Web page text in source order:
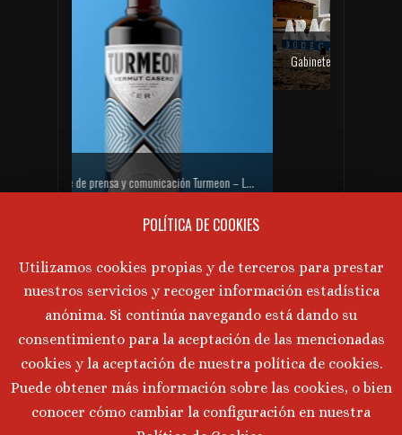
Gabinete de prensa y comunicación Turmeon – Lanzamiento de Turmeon Zero
Gabinete de comunicación y prensa de Bodegas Aragonesas – Nuevo espacio Terroir – Garnacha
PRÓXIMAS CATAS DE VINO
No hay próximos eventos actualmente.
AVISO LEGAL
Aviso Legal Política de Privacidad
Política de Cookies
©2026 Marta Tornos · Todos lo derechos reservados ·
Desarrollado por
Intermedio 2.0
POLÍTICA DE COOKIES
Utilizamos cookies propias y de terceros para prestar
nuestros servicios y recoger información estadística
anónima. Si continúa navegando está dando su
consentimiento para la aceptación de las mencionadas
cookies y la aceptación de nuestra política de cookies.
Puede obtener más información sobre las cookies, o bien
conocer cómo cambiar la configuración en nuestra